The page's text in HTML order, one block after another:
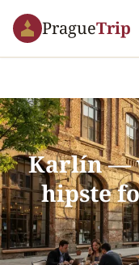
PragueTrip
Karlín —
hipste